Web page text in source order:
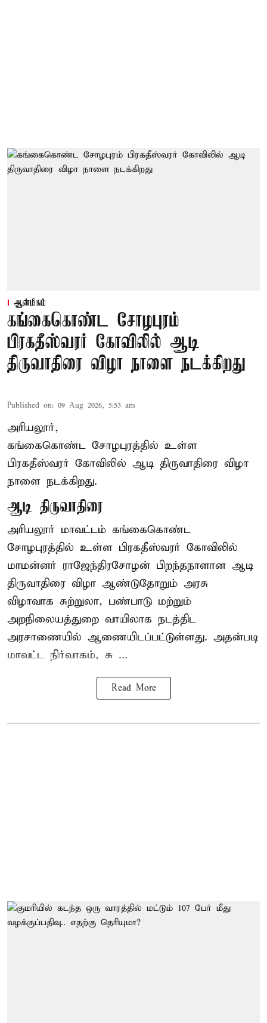
ஆன்மிகம்
கங்கைகொண்ட சோழபுரம்
பிரகதீஸ்வரர் கோவிலில் ஆடி
திருவாதிரை விழா நாளை நடக்கிறது
Published on: 09 Aug 2026, 5:53 am
அரியலூர்,
கங்கைகொண்ட சோழபுரத்தில் உள்ள
பிரகதீஸ்வரர் கோவிலில் ஆடி திருவாதிரை விழா
நாளை நடக்கிறது.
ஆடி திருவாதிரை
அரியலூர் மாவட்டம் கங்கைகொண்ட
சோழபுரத்தில் உள்ள பிரகதீஸ்வரர் கோவிலில்
மாமன்னர் ராஜேந்திரசோழன் பிறந்தநாளான ஆடி
திருவாதிரை விழா ஆண்டுதோறும் அரசு
விழாவாக சுற்றுலா, பண்பாடு மற்றும்
அறநிலையத்துறை வாயிலாக நடத்திட
அரசாணையில் ஆணையிடப்பட்டுள்ளது. அதன்படி
மாவட்ட நிர்வாகம், சு ...
Read More